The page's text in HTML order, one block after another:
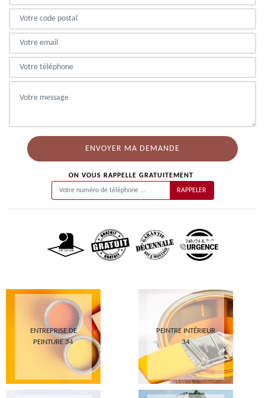
ON VOUS RAPPELLE GRATUITEMENT
ENTREPRISE DE
PEINTURE 34
PEINTRE INTÉRIEUR
34